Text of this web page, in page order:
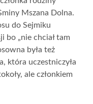
Mszana Dolna.
do Sejmiku
bo „nie chciał tam
była też
która uczestniczyła
ale członkiem